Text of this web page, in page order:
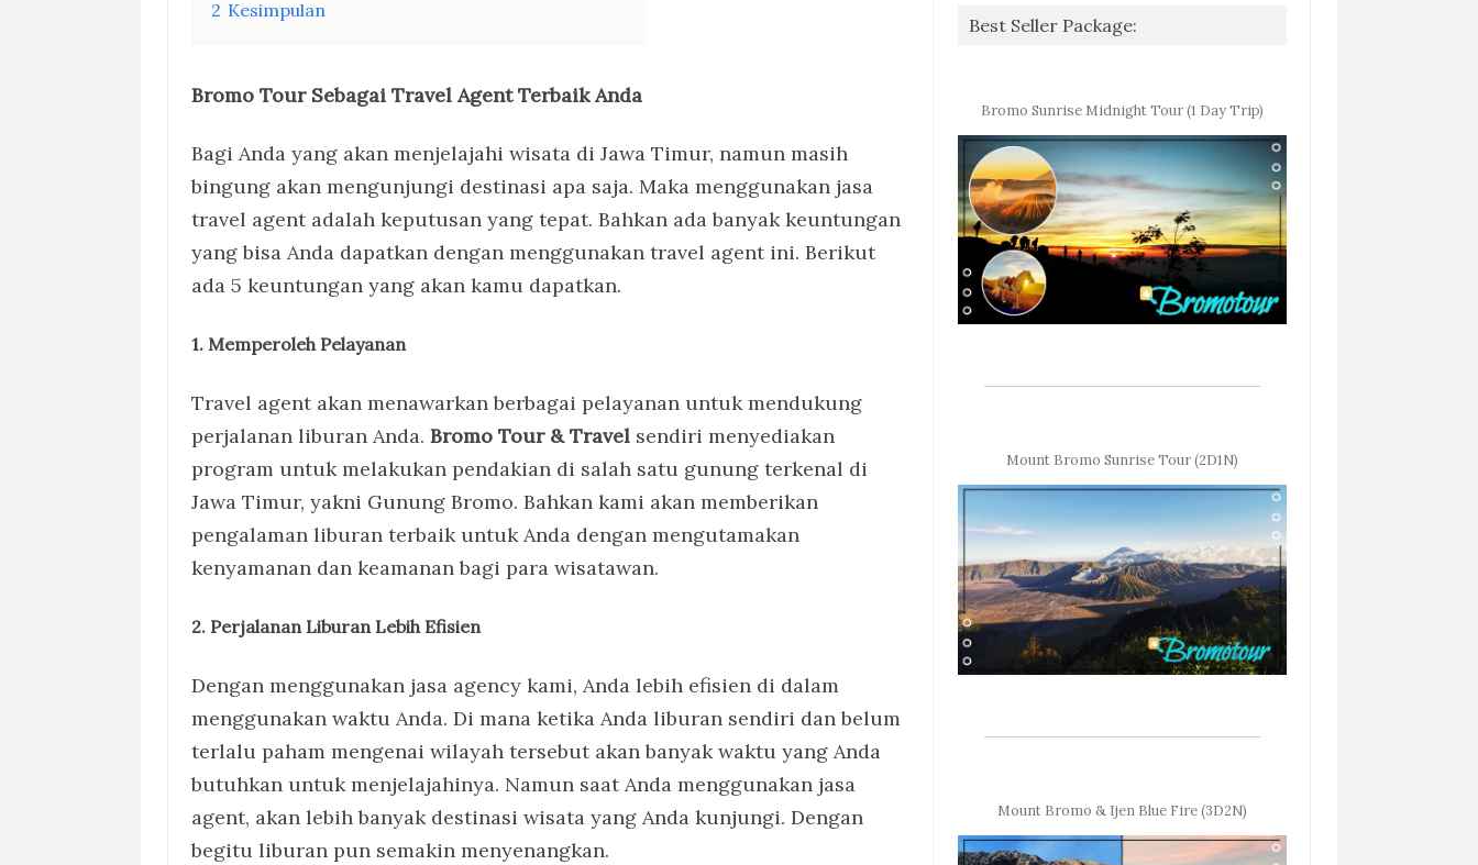
2 Kesimpulan
Bromo Tour Sebagai Travel Agent Terbaik Anda
Bagi Anda yang akan menjelajahi wisata di Jawa Timur, namun masih
bingung akan mengunjungi destinasi apa saja. Maka menggunakan jasa
travel agent adalah keputusan yang tepat. Bahkan ada banyak keuntungan
yang bisa Anda dapatkan dengan menggunakan travel agent ini. Berikut
ada 5 keuntungan yang akan kamu dapatkan.
1. Memperoleh Pelayanan
Travel agent akan menawarkan berbagai pelayanan untuk mendukung
perjalanan liburan Anda. Bromo Tour & Travelsendiri menyediakan
program untuk melakukan pendakian di salah satu gunung terkenal di
Jawa Timur, yakni Gunung Bromo. Bahkan kami akan memberikan
pengalaman liburan terbaik untuk Anda dengan mengutamakan
kenyamanan dan keamanan bagi para wisatawan.
2. Perjalanan Liburan Lebih Efisien
Dengan menggunakan jasa agency kami, Anda lebih efisien di dalam
menggunakan waktu Anda. Di mana ketika Anda liburan sendiri dan belum
terlalu paham mengenai wilayah tersebut akan banyak waktu yang Anda
butuhkan untuk menjelajahinya. Namun saat Anda menggunakan jasa
agent, akan lebih banyak destinasi wisata yang Anda kunjungi. Dengan
begitu liburan pun semakin menyenangkan.
Best Seller Package:
Bromo Sunrise Midnight Tour (1 Day Trip)
Mount Bromo Sunrise Tour (2D1N)
Mount Bromo & Ijen Blue Fire (3D2N)